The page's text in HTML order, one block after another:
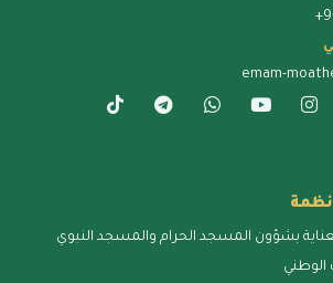
emam-
بشؤون المسجد الحرام والمسجد النبوي
الوطني